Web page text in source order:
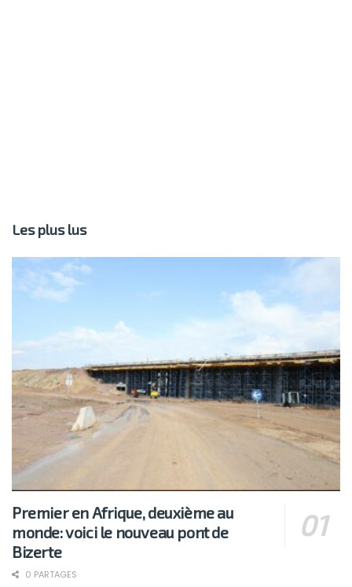
Les plus lus
Premier en Afrique, deuxième au
monde: voici le nouveau pont de
Bizerte
0 PARTAGES